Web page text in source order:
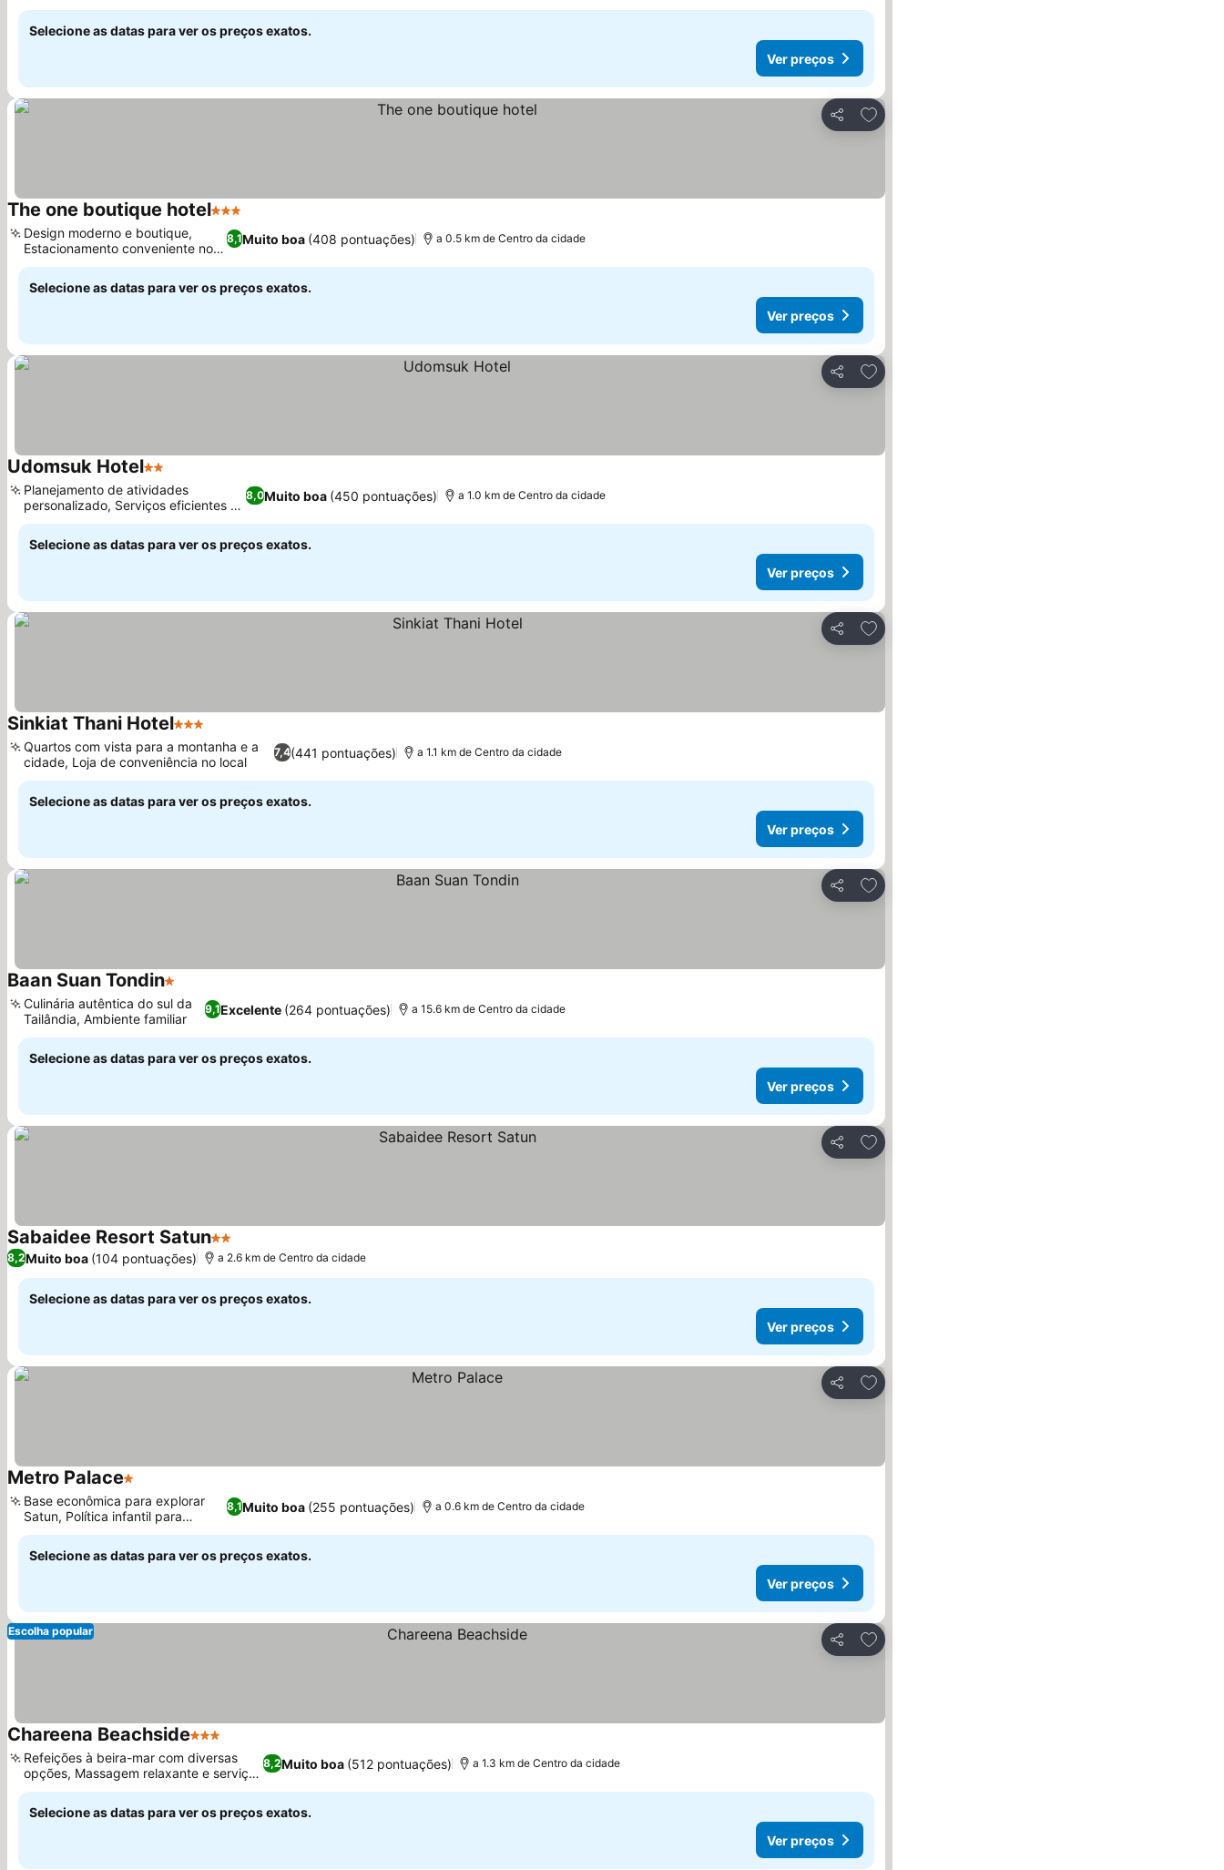
Selecione as datas para ver os preços exatos.
Ver preços
Partilhar
Adicionar aos favoritos
The one boutique hotel3 Estrelas
8,1Muito boa (408 pontuações)
Design moderno e boutique,
Estacionamento conveniente no
local
a 0.5 km de Centro da cidade
Selecione as datas para ver os preços exatos.
Ver preços
Partilhar
Adicionar aos favoritos
Udomsuk Hotel2 Estrelas
8,0Muito boa (450 pontuações)
Planejamento de atividades
personalizado, Serviços eficientes na
recepção
a 1.0 km de Centro da cidade
Selecione as datas para ver os preços exatos.
Ver preços
Partilhar
Adicionar aos favoritos
Sinkiat Thani Hotel3 Estrelas
7,4(441 pontuações)
Quartos com vista para a montanha e a
cidade, Loja de conveniência no local
a 1.1 km de Centro da cidade
Selecione as datas para ver os preços exatos.
Ver preços
Partilhar
Adicionar aos favoritos
Baan Suan Tondin1 Estrelas
9,1Excelente (264 pontuações)
Culinária autêntica do sul da
Tailândia, Ambiente familiar
a 15.6 km de Centro da cidade
Selecione as datas para ver os preços exatos.
Ver preços
Partilhar
Adicionar aos favoritos
Sabaidee Resort Satun2 Estrelas
8,2Muito boa (104 pontuações) a 2.6 km de Centro da cidade
Selecione as datas para ver os preços exatos.
Ver preços
Partilhar
Adicionar aos favoritos
Metro Palace1 Estrelas
8,1Muito boa (255 pontuações)
Base econômica para explorar
Satun, Política infantil para
famílias
a 0.6 km de Centro da cidade
Selecione as datas para ver os preços exatos.
Ver preços
Partilhar
Adicionar aos favoritos
Escolha popular
Chareena Beachside3 Estrelas
8,2Muito boa (512 pontuações)
Refeições à beira-mar com diversas
opções, Massagem relaxante e serviços
de spa
a 1.3 km de Centro da cidade
Selecione as datas para ver os preços exatos.
Ver preços